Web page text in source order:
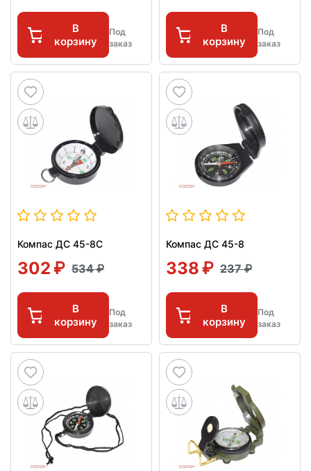
В
корзину
Под
заказ
В
корзину
Под
заказ
Компас ДС 45-8С
302 534
В
корзину
Под
заказ
Компас ДС 45-8
338 237
В
корзину
Под
заказ